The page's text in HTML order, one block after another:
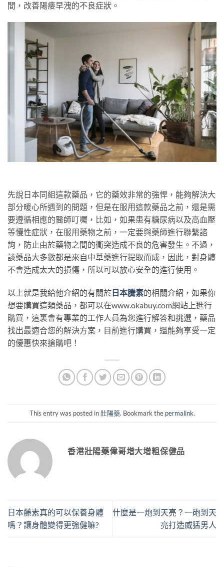
間，改善陽痿早洩的不良症狀。
先說日本同組這款藥品，它的藥效非常的強悍，能夠解決大
部分暖心所遇到的問題，但是在服用這款藥品之前，還是需
要遵循相應的醫師叮囑，比如，如果患有糖尿病以及高血壓
等慢性症狀，在服用藥物之前，一定要與藥師進行聯繫諮
詢，防止由於藥物之間的衝突造成不良的危害發生。不過，
該藥品大多數都是來自中草藥進行提取而成，因此，對身體
不會造成太大的損傷，所以可以放心安全的進行使用。
以上就是我給他介紹的有關於 日本騰素的相關介紹，如果你
想要購買這類藥品，都可以在www.okabuy.com網站上進行
購買，這裏會有專業的工作人員為您進行解答和挑選，藥品
找出最適合您的解決方案，目前進行購買，還能夠享受一定
的優惠快來搶購吧！
This entry was posted in壯陽藥. Bookmark the permalink.
香港壯陽藥偉哥增大增粗保健品
日本藤素真的可以保養身體
嗎？讓身體變得更強健嘛?
什麼是一炮到天亮？一砲到天
亮打造威猛男人